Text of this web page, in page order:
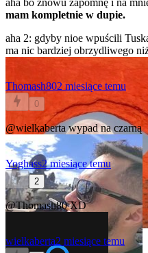
aha bo znowu zapomnę i na
mam kompletnie w dupie.
aha 2: gdyby nioe wpuścili
ma nic bardziej obrzydliwego
Thomash802 miesiące temu
0
@wielkaberta wypad na czarną
Yoghass2 miesiące temu
2
@Thomash80XD
wielkaberta2 miesiące temu